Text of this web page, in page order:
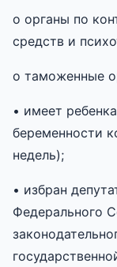
o органы по
средств и
o таможенные
• имеет
беременности
недель);
• избран
Федерального